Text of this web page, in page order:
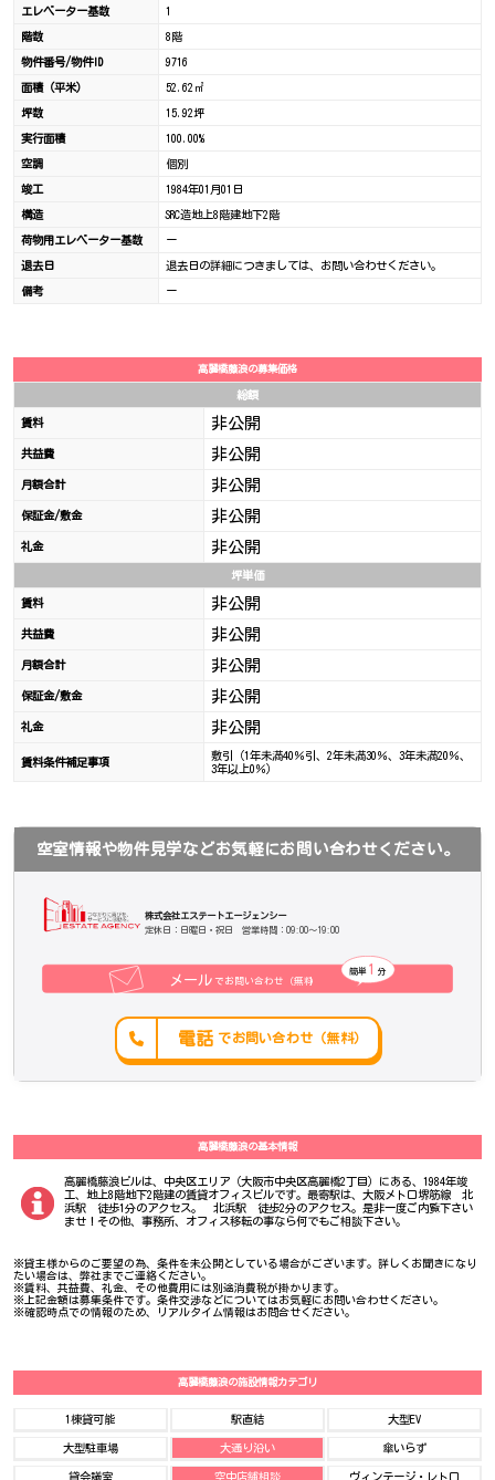
エレベーター基数 1
階数 8階
物件番号/物件ID 9716
面積（平米） 52.62㎡
坪数 15.92坪
実行面積 100.00%
空調 個別
竣工 1984年01月01日
構造 SRC造地上8階建地下2階
荷物用エレベーター基数 ー
退去日 退去日の詳細につきましては、お問い合わせください。
備考 ー
高麗橋藤浪の募集価格
総額
賃料 非公開
共益費 非公開
月額合計 非公開
保証金/敷金 非公開
礼金 非公開
坪単価
賃料 非公開
共益費 非公開
月額合計 非公開
保証金/敷金 非公開
礼金 非公開
賃料条件補足事項
敷引（1年未満40％引、2年未満30％、3年未満20％、
3年以上0％）
空室情報や物件見学などお気軽にお問い合わせください。
株式会社エステートエージェンシー
定休日：日曜日・祝日 営業時間：09:00～19:00
でお問い合わせ（無料）
メール
簡単 分
1
電話 でお問い合わせ（無料）
高麗橋藤浪の基本情報
高麗橋藤浪ビルは、中央区エリア（大阪市中央区高麗橋2丁目）にある、1984年竣
工、地上8階地下2階建の賃貸オフィスビルです。最寄駅は、大阪メトロ堺筋線 北
浜駅 徒歩1分のアクセス。 北浜駅 徒歩2分のアクセス。是非一度ご内覧下さい
ませ！その他、事務所、オフィス移転の事なら何でもご相談下さい。
※貸主様からのご要望の為、条件を未公開としている場合がございます。詳しくお聞きになり
たい場合は、弊社までご連絡ください。
※賃料、共益費、礼金、その他費用には別途消費税が掛かります。
※上記金額は募集条件です。条件交渉などについてはお気軽にお問い合わせください。
※確認時点での情報のため、リアルタイム情報はお問合せください。
高麗橋藤浪の施設情報カテゴリ
1棟貸可能 駅直結 大型EV
大型駐車場 大通り沿い 傘いらず
貸会議室 空中店舗相談 ヴィンテージ・レトロ